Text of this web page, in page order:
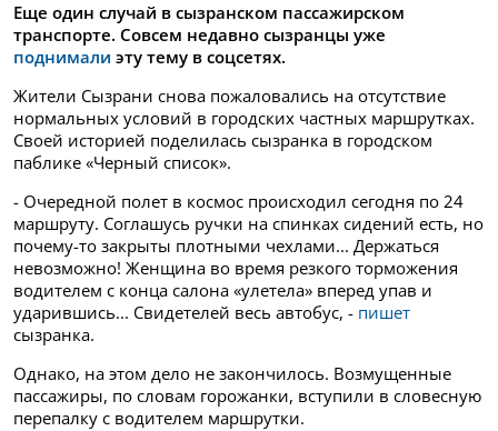
Еще один случай в сызранском пассажирском
транспорте. Совсем недавно сызранцы уже
поднимали эту тему в соцсетях.
Жители Сызрани снова пожаловались на отсутствие
нормальных условий в городских частных маршрутках.
Своей историей поделилась сызранка в городском
паблике «Черный список».
- Очередной полет в космос происходил сегодня по 24
маршруту. Соглашусь ручки на спинках сидений есть, но
почему-то закрыты плотными чехлами... Держаться
невозможно! Женщина во время резкого торможения
водителем с конца салона «улетела» вперед упав и
ударившись... Свидетелей весь автобус, - пишет
сызранка.
Однако, на этом дело не закончилось. Возмущенные
пассажиры, по словам горожанки, вступили в словесную
перепалку с водителем маршрутки.